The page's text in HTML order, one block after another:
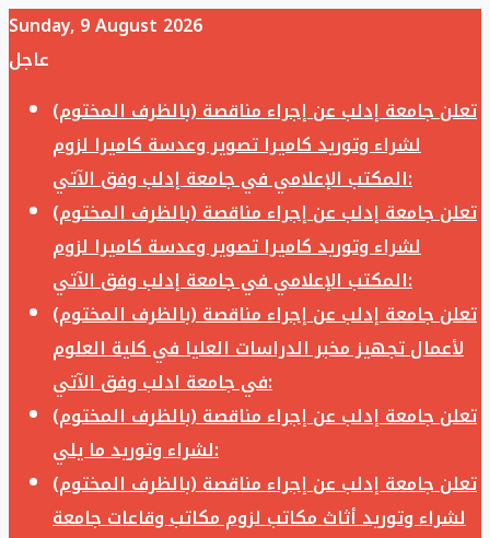
Sunday, 9 August 2026
عاجل
تعلن جامعة إدلب عن إجراء مناقصة (بالظرف المختوم)
لشراء وتوريد كاميرا تصوير وعدسة كاميرا لزوم
المكتب الإعلامي في جامعة إدلب وفق الآتي:
تعلن جامعة إدلب عن إجراء مناقصة (بالظرف المختوم)
لشراء وتوريد كاميرا تصوير وعدسة كاميرا لزوم
المكتب الإعلامي في جامعة إدلب وفق الآتي:
تعلن جامعة إدلب عن إجراء مناقصة (بالظرف المختوم)
لأعمال تجهيز مخبر الدراسات العليا في كلية العلوم
في جامعة ادلب وفق الآتي:
تعلن جامعة إدلب عن إجراء مناقصة (بالظرف المختوم)
لشراء وتوريد ما يلي:
تعلن جامعة إدلب عن إجراء مناقصة (بالظرف المختوم)
لشراء وتوريد أثاث مكاتب لزوم مكاتب وقاعات جامعة